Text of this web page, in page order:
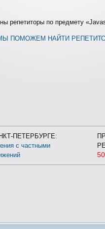
репетиторы по предмету
ПОМОЖЕМ НАЙТИ
ПЕТЕРБУРГЕ:
с частными